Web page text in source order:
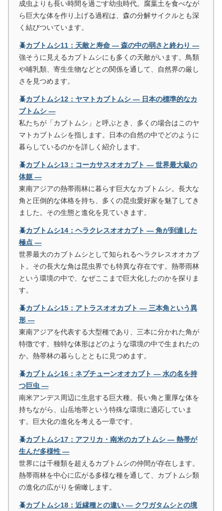
成虫よりも長い時間を過ごす幼虫時代。腐葉土を食べなが
ら巨大な体を作り上げる過程は、森の分解サイクルとも深
く結びついています。
🪲カブトムシ11：天敵と寿命 ― 森の中の弱さと終わり ―
強そうに見えるカブトムシにも多くの天敵がいます。鳥類
や哺乳類、寄生生物などとの関係を通して、自然界の厳し
さを見つめます。
🪲カブトムシ12：ヤマトカブトムシ ― 日本の標準的なカ
ブトムシ ―
私たちが「カブトムシ」と呼ぶとき、多くの場合はこのヤ
マトカブトムシを指します。日本の自然の中でどのように
暮らしているのかを詳しく紹介します。
🪲カブトムシ13：コーカサスオオカブト ― 世界最大級の
体躯 ―
東南アジアの熱帯雨林に暮らす巨大なカブトムシ。長大な
角と圧倒的な体格を持ち、多くの昆虫愛好家を魅了してき
ました。その生態と進化を見ていきます。
🪲カブトムシ14：ヘラクレスオオカブト ― 角が到達した
極点 ―
世界最大のカブトムシとして知られるヘラクレスオオカブ
ト。その長大な角は昆虫界でも特異な存在です。熱帯雨林
という環境の中で、なぜここまで巨大化したのかを探りま
す。
🪲カブトムシ15：アトラスオオカブト ― 三本角という異
形 ―
東南アジアを代表する大型種であり、三本に分かれた角が
特徴です。独特な体形はどのような環境の中で生まれたの
か。熱帯林の暮らしとともに見つめます。
🪲カブトムシ16：ネプチューンオオカブト ― 水の名を持
つ巨虫 ―
南米アンデス周辺に生息する巨大種。長い角と重厚な体を
持ちながら、山岳地帯という特殊な環境に適応していま
す。巨大化の進化を考える一章です。
🪲カブトムシ17：アフリカ・南米のカブトムシ ― 熱帯が
生んだ多様性 ―
世界には千種類を超えるカブトムシの仲間が存在します。
熱帯雨林を中心に広がる多様な種を通して、カブトムシ類
の進化の広がりを俯瞰します。
🪲カブトムシ18：近縁種との違い ― クワガタムシとの境